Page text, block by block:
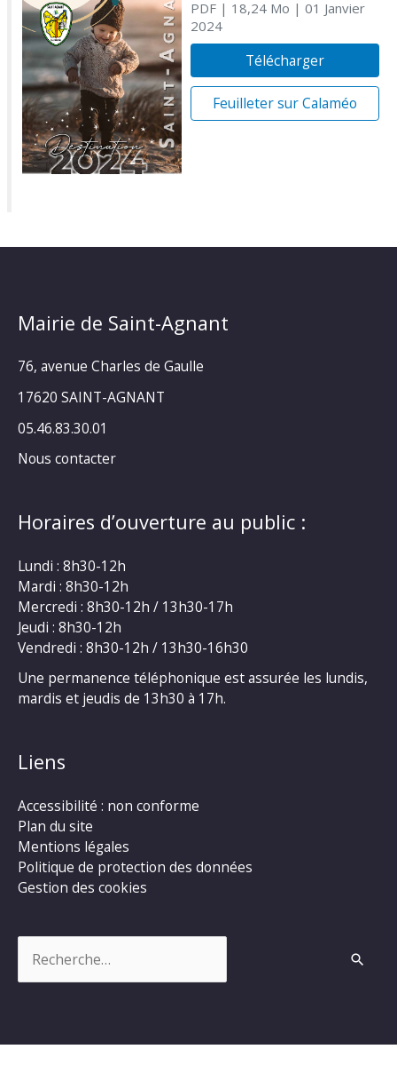
PDF| 18,24 Mo | 01 Janvier
2024
Télécharger
Feuilleter sur Calaméo
Mairie de Saint-Agnant
76, avenue Charles de Gaulle
17620 SAINT-AGNANT
05.46.83.30.01
Nous contacter
Horaires d’ouverture au public :
Lundi : 8h30-12h
Mardi : 8h30-12h
Mercredi : 8h30-12h / 13h30-17h
Jeudi : 8h30-12h
Vendredi : 8h30-12h / 13h30-16h30
Une permanence téléphonique est assurée les lundis,
mardis et jeudis de 13h30 à 17h.
Liens
Accessibilité : non conforme
Plan du site
Mentions légales
Politique de protection des données
Gestion des cookies